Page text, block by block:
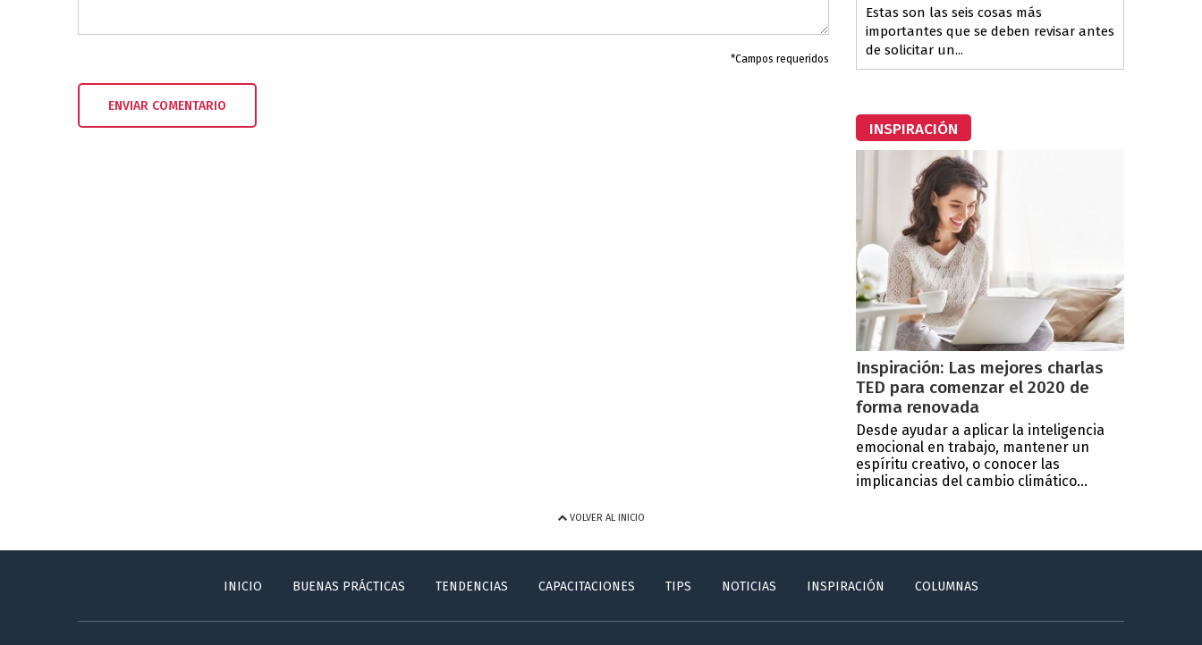
*Campos requeridos
Estas son las seis cosas más
importantes que se deben revisar antes
de solicitar un...
INSPIRACIÓN
Inspiración: Las mejores charlas
TED para comenzar el 2020 de
forma renovada
Desde ayudar a aplicar la inteligencia
emocional en trabajo, mantener un
espíritu creativo, o conocer las
implicancias del cambio climático...
VOLVER AL INICIO
INICIO BUENAS PRÁCTICAS TENDENCIAS CAPACITACIONES TIPS NOTICIAS INSPIRACIÓN COLUMNAS